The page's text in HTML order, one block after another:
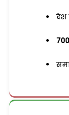
देश